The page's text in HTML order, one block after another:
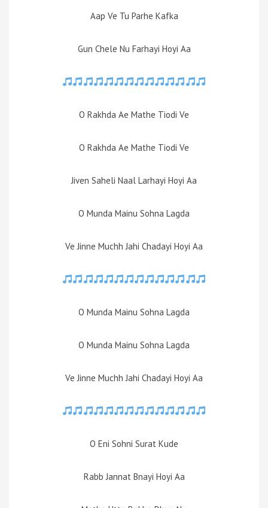
Aap Ve Tu Parhe Kafka
Gun Chele Nu Farhayi Hoyi Aa
O Rakhda Ae Mathe Tiodi Ve
O Rakhda Ae Mathe Tiodi Ve
Jiven Saheli Naal Larhayi Hoyi Aa
O Munda Mainu Sohna Lagda
Ve Jinne Muchh Jahi Chadayi Hoyi Aa
O Munda Mainu Sohna Lagda
O Munda Mainu Sohna Lagda
Ve Jinne Muchh Jahi Chadayi Hoyi Aa
O Eni Sohni Surat Kude
Rabb Jannat Bnayi Hoyi Aa